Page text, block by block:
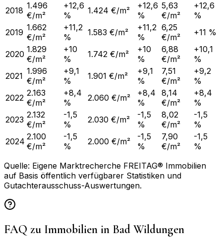
2018 1.496
€/m²
+12,6
%
1.424 €/m²
+12,6
%
5,63
€/m²
+12,6
%
2019 1.662
€/m²
+11,2
%
1.583 €/m²
+11,2
%
6,25
€/m²
+11 %
2020 1.829
€/m²
+10
%
1.742 €/m²
+10
%
6,88
€/m²
+10,1
%
2021 1.996
€/m²
+9,1
%
1.901 €/m²
+9,1
%
7,51
€/m²
+9,2
%
2022 2.163
€/m²
+8,4
%
2.060 €/m²
+8,4
%
8,14
€/m²
+8,4
%
2023 2.132
€/m²
-1,5
%
2.030 €/m²
-1,5
%
8,02
€/m²
-1,5
%
2024 2.100
€/m²
-1,5
%
2.000 €/m²
-1,5
%
7,90
€/m²
-1,5
%
Quelle: Eigene Marktrecherche FREITAG® Immobilien
auf Basis öffentlich verfügbarer Statistiken und
Gutachterausschuss-Auswertungen.
FAQ zu Immobilien in Bad Wildungen